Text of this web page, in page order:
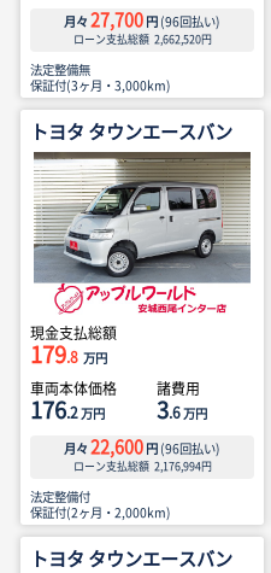
月々 27,700 円 (96回払い)
ローン支払総額 2,662,520円
法定整備無
保証付(3ヶ月・3,000km)
トヨタ タウンエースバン
現金支払総額
179.8 万円
車両本体価格
176.2万円
諸費用
3.6万円
月々 22,600 円 (96回払い)
ローン支払総額 2,176,994円
法定整備付
保証付(2ヶ月・2,000km)
トヨタ タウンエースバン